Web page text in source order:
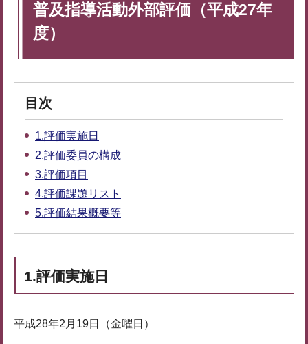
普及指導活動外部評価（平成27年
度）
目次
1.評価実施日
2.評価委員の構成
3.評価項目
4.評価課題リスト
5.評価結果概要等
1.評価実施日
平成28年2月19日（金曜日）